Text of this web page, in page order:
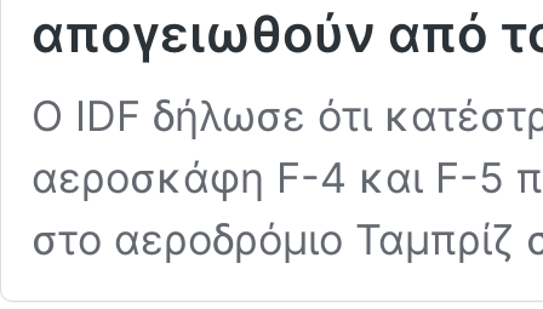
απογειωθούν από
O IDF δήλωσε ότι
αεροσκάφη F-4 και F-5
στο αεροδρόμιο Ταμπρίζ